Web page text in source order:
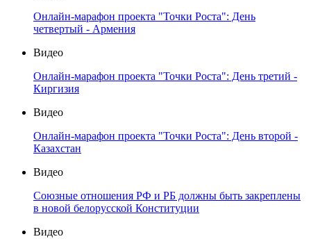
Онлайн-марафон проекта "Точки Роста": День
четвертый - Армения
Видео
Онлайн-марафон проекта "Точки Роста": День третий -
Киргизия
Видео
Онлайн-марафон проекта "Точки Роста": День второй -
Казахстан
Видео
Союзные отношения РФ и РБ должны быть закреплены
в новой белорусской Конституции
Видео